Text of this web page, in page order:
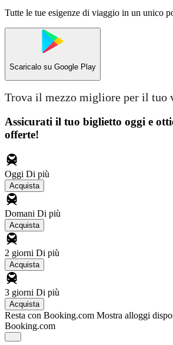
Tutte le tue esigenze di viaggio in un unico
Scaricalo su Google Play
Trova il mezzo migliore per il tuo
Assicurati il ​​tuo biglietto oggi e
offerte!
Oggi Di più
Acquista
Domani Di più
Acquista
2 giorni Di più
Acquista
3 giorni Di più
Acquista
Resta con Booking.com Mostra alloggi
Booking.com